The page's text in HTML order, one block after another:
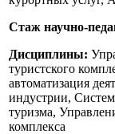
Стаж научно-
Дисциплины:
туристского
автоматизация
индустрии,
туризма,
комплекса